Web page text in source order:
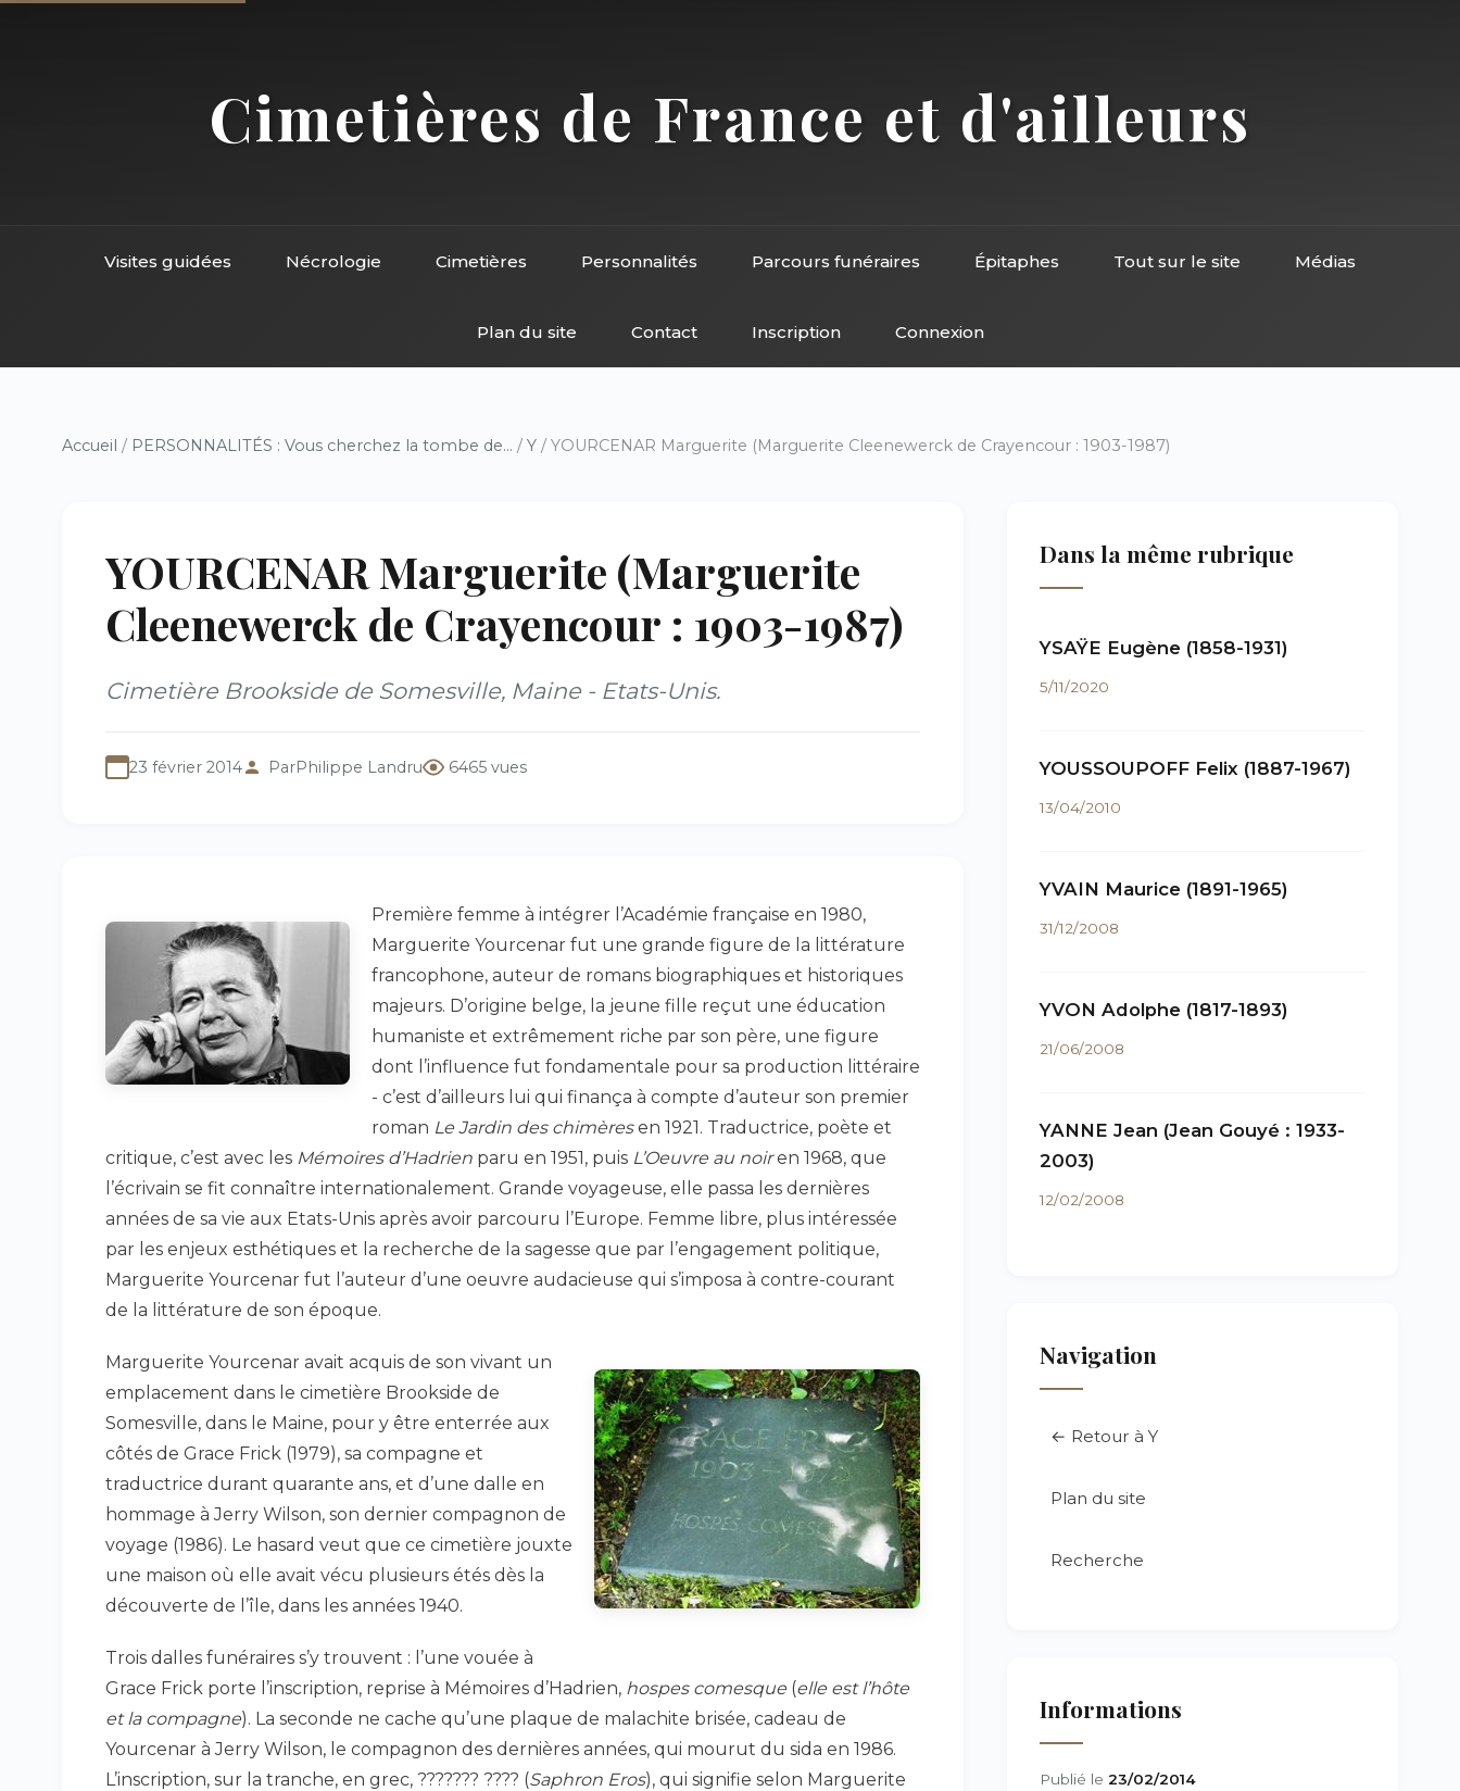
Cimetières de France et d'ailleurs
Visites guidées Nécrologie Cimetières Personnalités Parcours funéraires Épitaphes Tout sur le site Médias
Plan du site Contact Inscription Connexion
Accueil / PERSONNALITÉS : Vous cherchez la tombe de... / Y / YOURCENAR Marguerite (Marguerite Cleenewerck de Crayencour : 1903-1987)
YOURCENAR Marguerite (Marguerite
Cleenewerck de Crayencour : 1903-1987)
Cimetière Brookside de Somesville, Maine - Etats-Unis.
23 février 2014 ParPhilippe Landru 6465 vues
Première femme à intégrer l’Académie française en 1980,
Marguerite Yourcenar fut une grande figure de la littérature
francophone, auteur de romans biographiques et historiques
majeurs. D’origine belge, la jeune fille reçut une éducation
humaniste et extrêmement riche par son père, une figure
dont l’influence fut fondamentale pour sa production littéraire
- c’est d’ailleurs lui qui finança à compte d’auteur son premier
roman Le Jardin des chimèresen 1921. Traductrice, poète et
critique, c’est avec les Mémoires d’Hadrien paru en 1951, puis L’Oeuvre au noiren 1968, que
l’écrivain se fit connaître internationalement. Grande voyageuse, elle passa les dernières
années de sa vie aux Etats-Unis après avoir parcouru l’Europe. Femme libre, plus intéressée
par les enjeux esthétiques et la recherche de la sagesse que par l’engagement politique,
Marguerite Yourcenar fut l’auteur d’une oeuvre audacieuse qui s’imposa à contre-courant
de la littérature de son époque.
Marguerite Yourcenar avait acquis de son vivant un
emplacement dans le cimetière Brookside de
Somesville, dans le Maine, pour y être enterrée aux
côtés de Grace Frick (1979), sa compagne et
traductrice durant quarante ans, et d’une dalle en
hommage à Jerry Wilson, son dernier compagnon de
voyage (1986). Le hasard veut que ce cimetière jouxte
une maison où elle avait vécu plusieurs étés dès la
découverte de l’île, dans les années 1940.
Trois dalles funéraires s’y trouvent : l’une vouée à
Grace Frick porte l’inscription, reprise à Mémoires d’Hadrien, hospes comesque (elle est l’hôte
et la compagne). La seconde ne cache qu’une plaque de malachite brisée, cadeau de
Yourcenar à Jerry Wilson, le compagnon des dernières années, qui mourut du sida en 1986.
L’inscription, sur la tranche, en grec, ??????? ???? (Saphron Eros), qui signifie selon Marguerite
Dans la même rubrique
YSAŸE Eugène (1858-1931)
5/11/2020
YOUSSOUPOFF Felix (1887-1967)
13/04/2010
YVAIN Maurice (1891-1965)
31/12/2008
YVON Adolphe (1817-1893)
21/06/2008
YANNE Jean (Jean Gouyé : 1933-
2003)
12/02/2008
Navigation
← Retour à Y
Plan du site
Recherche
Informations
Publié le 23/02/2014